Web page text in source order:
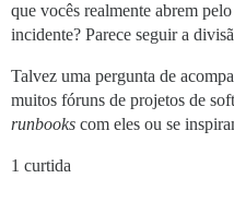
que vocês realmente abrem
incidente? Parece seguir a
Talvez uma pergunta de
muitos fóruns de projetos de
runbooks com eles ou se
1 curtida